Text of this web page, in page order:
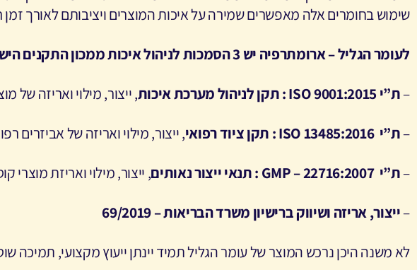
שימוש בחומרים אלה מאפשרים שמירה על איכות המוצרים ויציבותם לאורך זמן
לעומר הגליל – ארומתרפיה יש 3 הסמכות לניהול איכות ממכון התקנים
–ת”י ISO 9001:2015: תקן לניהול מערכת איכות, ייצור, מילוי ואריזה של
–ת”יISO 13485:2016: תקן ציוד רפואי, ייצור, מילוי ואריזה של אביזרים
–ת”יGMP – 22716:2007 : תנאי ייצור נאותים, ייצור, מילוי ואריזת מוצרי
–ייצור, אריזה ושיווק ברישיון משרד הבריאות – 69/2019
לא משנה היכן נרכש המוצר של עומר הגליל תמיד יינתן ייעוץ מקצועי, תמיכה